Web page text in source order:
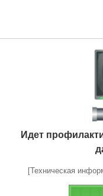
Идет
[Техническая